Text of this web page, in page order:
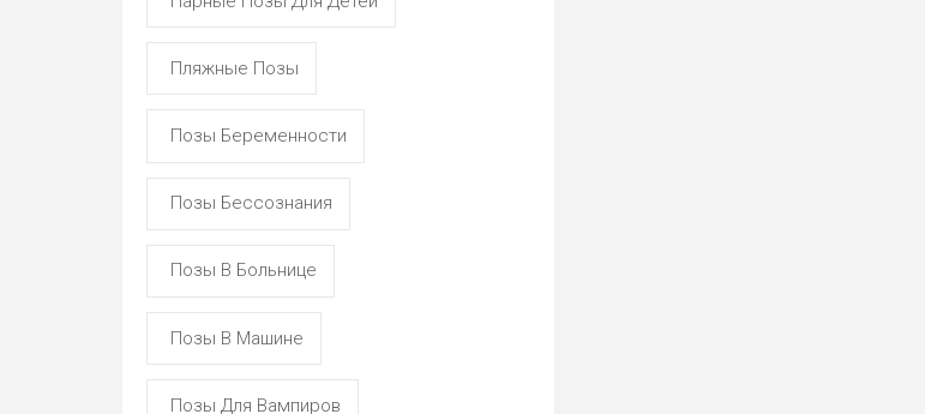
Пляжные Позы
Позы Беременности
Позы Бессознания
Позы В Больнице
Позы В Машине
Позы Для Вампиров